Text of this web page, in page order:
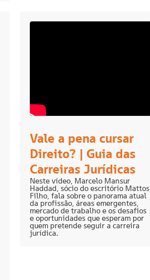
Vale a pena cursar
Direito? | Guia das
Carreiras Jurídicas
Neste vídeo, Marcelo Mansur
Haddad, sócio do escritório Mattos
Filho, fala sobre o panorama atual
da profissão, áreas emergentes,
mercado de trabalho e os desafios
e oportunidades que esperam por
quem pretende seguir a carreira
jurídica.